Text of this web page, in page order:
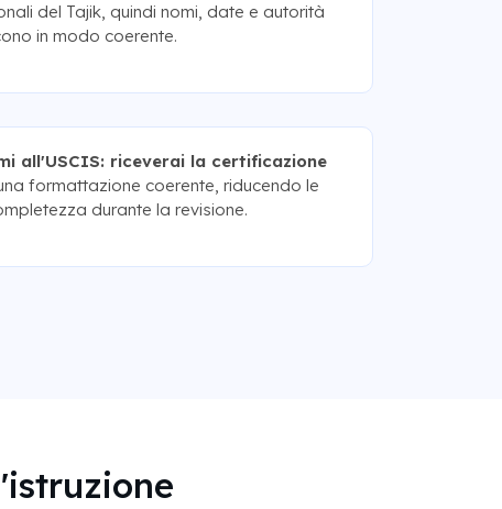
del Tajik, quindi nomi, date e autorità
in modo coerente.
all'USCIS: riceverai la certificazione
formattazione coerente, riducendo le
durante la revisione.